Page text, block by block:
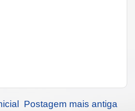
Postagem mais antiga